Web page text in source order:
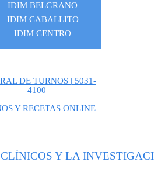
IDIM BELGRANO
IDIM CABALLITO
IDIM CENTRO
DE TURNOS | 5031-
4100
Y RECETAS ONLINE
Y LA